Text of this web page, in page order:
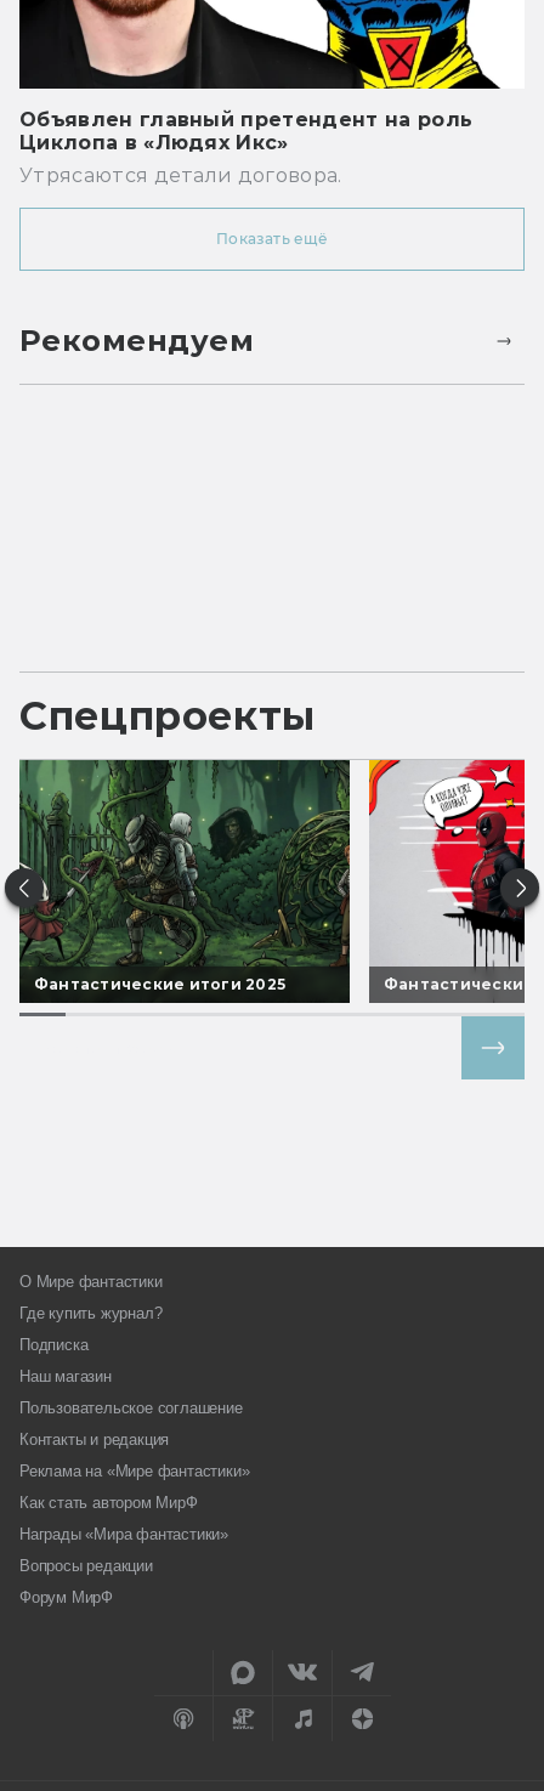
Объявлен главный претендент на роль
Циклопа в «Людях Икс»
Утрясаются детали договора.
Показать ещё
Рекомендуем
Спецпроекты
Фантастические итоги 2025 Фантастические
О Мире фантастики
Где купить журнал?
Подписка
Наш магазин
Пользовательское соглашение
Контакты и редакция
Реклама на «Мире фантастики»
Как стать автором МирФ
Награды «Мира фантастики»
Вопросы редакции
Форум МирФ